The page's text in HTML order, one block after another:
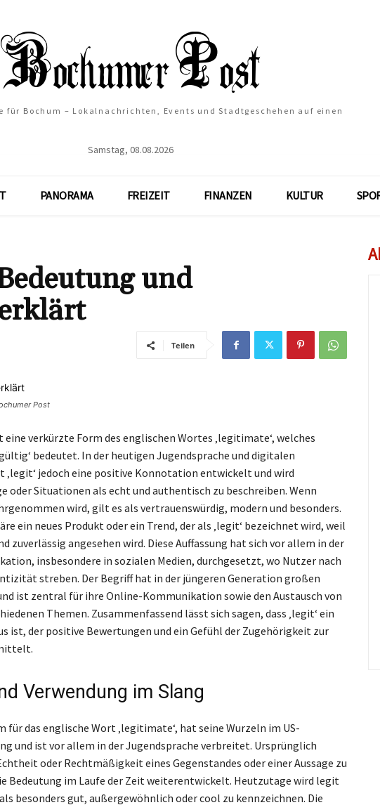
für Bochum – Lokalnachrichten, Events und Stadtgeschehen auf einen
Samstag, 08.08.2026
PANORAMA FREIZEIT FINANZEN KULTUR
und
Teilen
Post
eine verkürzte Form des englischen Wortes ‚legitimate‘, welches
bedeutet. In der heutigen Jugendsprache und digitalen
jedoch eine positive Konnotation entwickelt und wird
oder Situationen als echt und authentisch zu beschreiben. Wenn
wird, gilt es als vertrauenswürdig, modern und besonders.
ein neues Produkt oder ein Trend, der als ‚legit‘ bezeichnet wird, weil
zuverlässig angesehen wird. Diese Auffassung hat sich vor allem in der
insbesondere in sozialen Medien, durchgesetzt, wo Nutzer nach
streben. Der Begriff hat in der jüngeren Generation großen
ist zentral für ihre Online-Kommunikation sowie den Austausch von
Themen. Zusammenfassend lässt sich sagen, dass ‚legit‘ ein
ist, der positive Bewertungen und ein Gefühl der Zugehörigkeit zur
Verwendung im Slang
für das englische Wort ‚legitimate‘, hat seine Wurzeln im US-
und ist vor allem in der Jugendsprache verbreitet. Ursprünglich
oder Rechtmäßigkeit eines Gegenstandes oder einer Aussage zu
Bedeutung im Laufe der Zeit weiterentwickelt. Heutzutage wird legit
besonders gut, außergewöhnlich oder cool zu kennzeichnen. Die